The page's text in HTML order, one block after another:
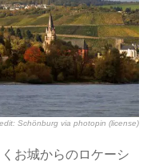
Schönburg via photopin (license)
お城からのロケーシ